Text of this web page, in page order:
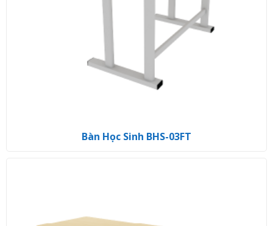
Bàn Học Sinh BHS-03FT